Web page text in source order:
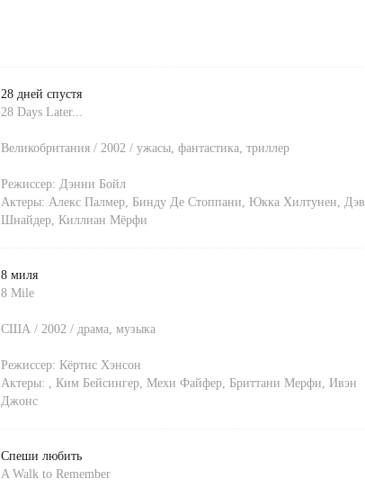
28 дней спустя
28 Days Later...
Великобритания / 2002 / ужасы, фантастика, триллер
Режиссер: Дэнни Бойл
Актеры: Алекс Палмер, Бинду Де Стоппани, Юкка Хилтунен,
Шнайдер, Киллиан Мёрфи
8 миля
8 Mile
США / 2002 / драма, музыка
Режиссер: Кёртис Хэнсон
Актеры: , Ким Бейсингер, Мехи Файфер, Бриттани Мерфи, Ивэн
Джонс
Спеши любить
A Walk to Remember